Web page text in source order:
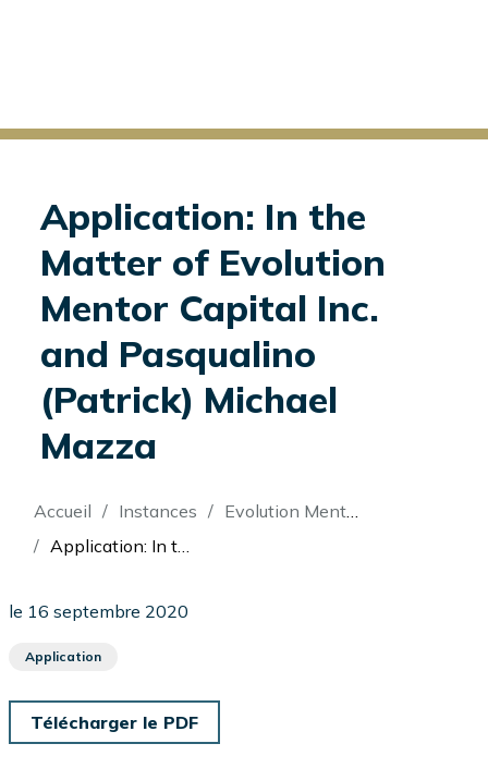
Application: In the
Matter of Evolution
Mentor Capital Inc.
and Pasqualino
(Patrick) Michael
Mazza
Fil
d'Ariane
Accueil Instances
Evolution Mentor Capital Inc. (Re)
Application: In the Matter of Evolution Mentor Capital Inc. and Pasqualino (Patrick) Michael Mazza
le 16 septembre 2020
Application
Télécharger le PDF